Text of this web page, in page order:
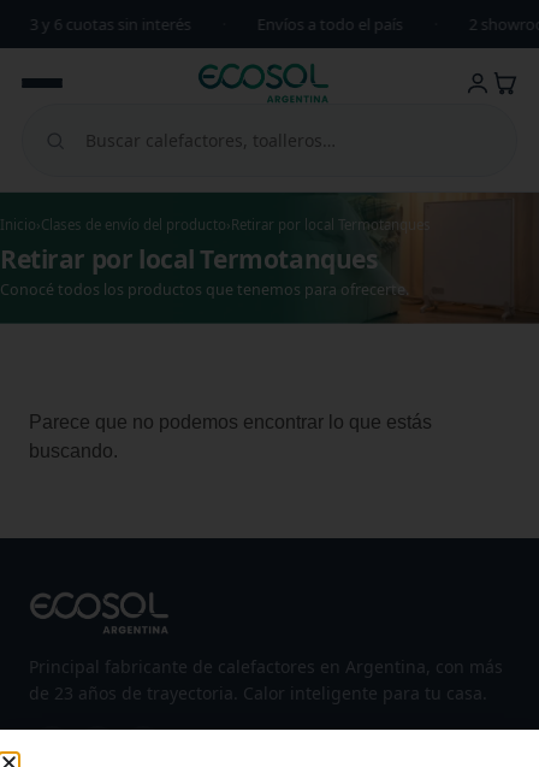
3 y 6 cuotas sin interés Envíos a todo el país 2
Inicio›Clases de envío del producto›Retirar por local Termotanques
Retirar por local Termotanques
Conocé todos los productos que tenemos para ofrecerte.
Parece que no podemos encontrar lo que estás
buscando.
Principal fabricante de calefactores en Argentina, con más
de 23 años de trayectoria. Calor inteligente para tu casa.